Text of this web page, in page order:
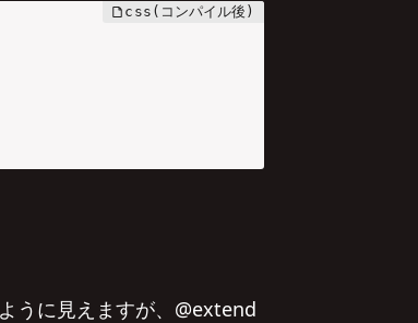
うに見えますが、@extend